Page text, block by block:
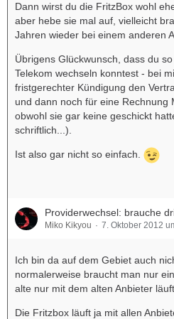
Dann wirst du die FritzBox wohl
aber hebe sie mal auf, vielleicht
Jahren wieder bei einem anderen
Übrigens Glückwunsch, dass du
Telekom wechseln konntest - bei
fristgerechter Kündigung den
und dann noch für eine Rechnung
obwohl sie gar keine geschickt
schriftlich...).
Ist also gar nicht so einfach.
Providerwechsel: brauche
Miko Kikyou 7. Oktober 2012
Ich bin da auf dem Gebiet auch
normalerweise braucht man nur
alte nur mit dem alten Anbieter läuft.
Die Fritzbox läuft ja mit allen